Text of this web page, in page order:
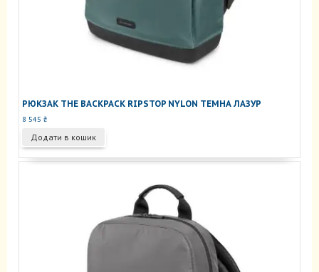
РЮКЗАК THE BACKPACK RIPSTOP NYLON ТЕМНА ЛАЗУР
8 545 ₴
Додати в кошик